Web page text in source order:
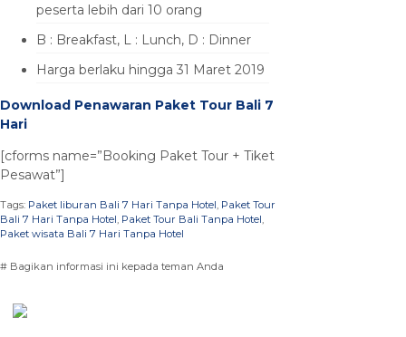
peserta lebih dari 10 orang
B : Breakfast, L : Lunch, D : Dinner
Harga berlaku hingga 31 Maret 2019
Download Penawaran Paket Tour Bali 7
Hari
[cforms name=”Booking Paket Tour + Tiket
Pesawat”]
Tags: Paket liburan Bali 7 Hari Tanpa Hotel Paket Tour
Bali 7 Hari Tanpa Hotel Paket Tour Bali Tanpa Hotel
Paket wisata Bali 7 Hari Tanpa Hotel
# Bagikan informasi ini kepada teman Anda